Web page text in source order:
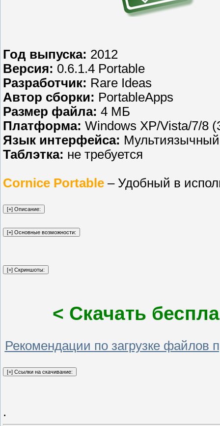
Год выпуска: 2012
Версия: 0.6.1.4 Portable
Разработчик: Rare Ideas
Автор сборки: PortableApps
Размер файла: 4 МБ
Платформа: Windows XP/Vista/7/8
Язык интерфейса: Мультиязычный
Таблэтка: не требуется
Cornice Portable – Удобный в
< Скачать
Рекомендации по загрузке файлов
.